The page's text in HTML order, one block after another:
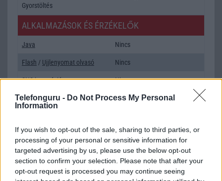
Telefonguru - Do Not Process My Personal
Information
If you wish to opt-out of the sale, sharing to third parties, or
processing of your personal or sensitive information for
targeted advertising by us, please use the below opt-out
section to confirm your selection. Please note that after your
opt-out request is processed you may continue seeing
Gyorstöltés
ALKALMAZÁSOK ÉS ÉRZÉKELŐK
Java Nincs
Flash / Ujjlenyomat olvasó Nincs
SNS integráció Nincs
Organizer Nincs
Office alkalmazások Nincs
Iránytũ ecompass
Extrák Nincs